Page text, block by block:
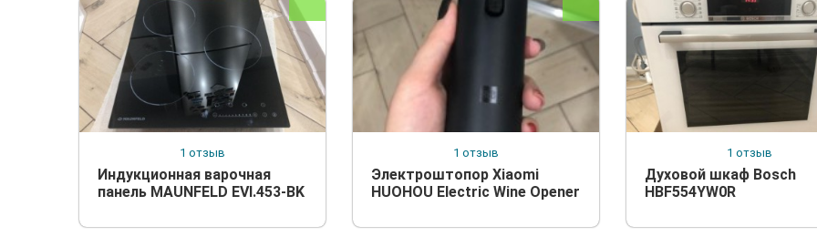
1 отзыв
Индукционная варочная
панель MAUNFELD EVI.453-BK
1 отзыв
Электроштопор Xiaomi
HUOHOU Electric Wine Opener
1 отзыв
Духовой шкаф Bosch
HBF554YW0R